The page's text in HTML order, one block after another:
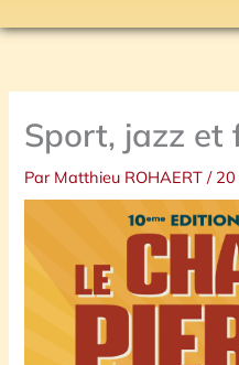
Sport, jazz et
Par Matthieu ROHAERT/ 20